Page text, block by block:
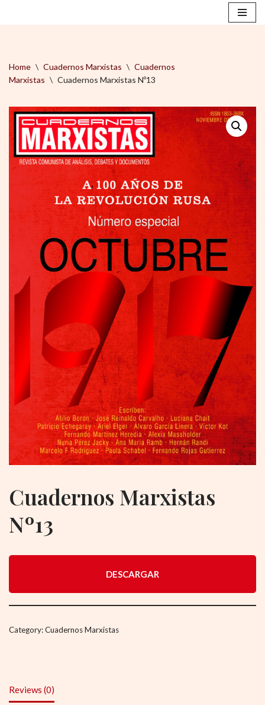
Home \ Cuadernos Marxistas \ Cuadernos
Marxistas \ Cuadernos Marxistas Nº13
Cuadernos Marxistas
Nº13
DESCARGAR
Category:Cuadernos Marxistas
Reviews (0)